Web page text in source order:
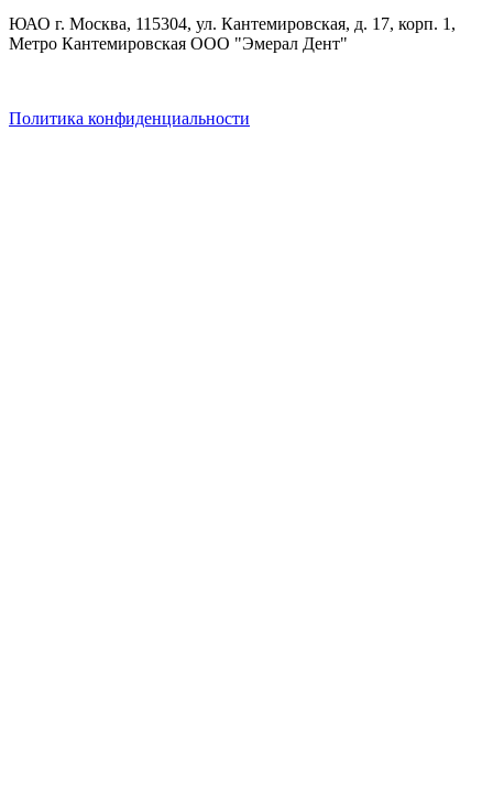
ЮАО г. Москва, 115304, ул. Кантемировская, д. 17, корп. 1,
Метро Кантемировская ООО "Эмерал Дент"
Политика конфиденциальности